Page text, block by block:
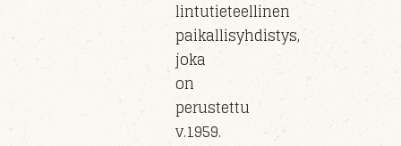
lintutieteellinen
paikallisyhdistys,
joka
on
perustettu
v.1959.